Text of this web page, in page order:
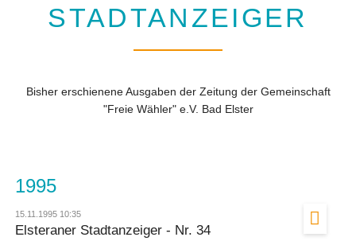
STADTANZEIGER
Bisher erschienene Ausgaben der Zeitung der Gemeinschaft
"Freie Wähler" e.V. Bad Elster
1995
15.11.1995 10:35
Elsteraner Stadtanzeiger - Nr. 34